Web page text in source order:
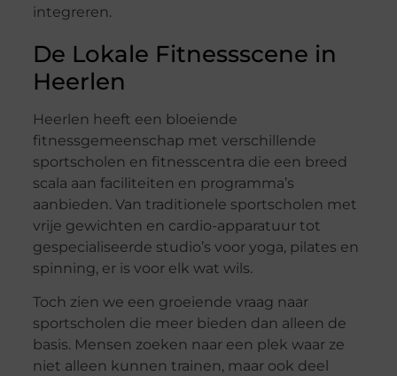
integreren.
De Lokale Fitnessscene in
Heerlen
Heerlen heeft een bloeiende
fitnessgemeenschap met verschillende
sportscholen en fitnesscentra die een breed
scala aan faciliteiten en programma’s
aanbieden. Van traditionele sportscholen met
vrije gewichten en cardio-apparatuur tot
gespecialiseerde studio’s voor yoga, pilates en
spinning, er is voor elk wat wils.
Toch zien we een groeiende vraag naar
sportscholen die meer bieden dan alleen de
basis. Mensen zoeken naar een plek waar ze
niet alleen kunnen trainen, maar ook deel